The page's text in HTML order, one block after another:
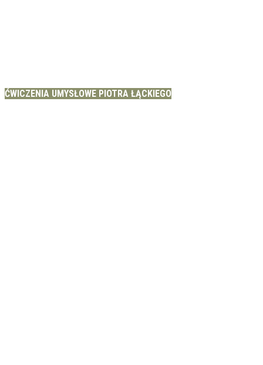
ĆWICZENIA UMYSŁOWE PIOTRA ŁĄCKIEGO